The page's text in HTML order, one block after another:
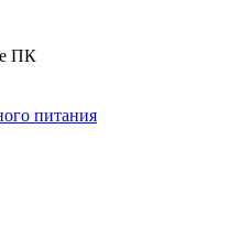
ПК
питания